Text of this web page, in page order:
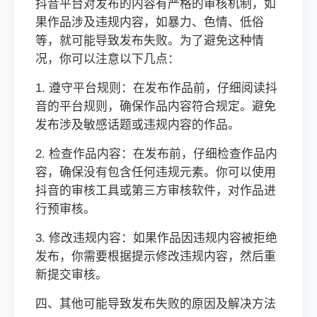
抖音平台对发布的内容有严格的审核机制，如
果作品涉及违规内容，如暴力、色情、低俗
等，就可能导致发布失败。为了避免这种情
况，你可以注意以下几点：
1. 遵守平台规则：在发布作品前，仔细阅读抖
音的平台规则，确保作品内容符合规定。避免
发布涉及敏感话题或违规内容的作品。
2. 检查作品内容：在发布前，仔细检查作品内
容，确保没有包含任何违规元素。你可以使用
抖音的审核工具或第三方审核软件，对作品进
行预审核。
3. 修改违规内容：如果作品因违规内容被拒绝
发布，你需要根据提示修改违规内容，然后重
新提交审核。
四、其他可能导致发布失败的原因及解决方法